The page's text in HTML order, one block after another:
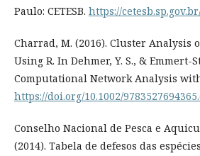
Paulo: CETESB. https://
Charrad, M. (2016). Cluster Analysis
Using R. In Dehmer, Y. S., & Emmert-
Computational Network Analysis
https://doi.org/10.1002/
Conselho Nacional de Pesca e
(2014). Tabela de defesos das